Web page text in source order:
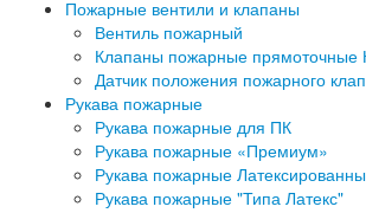
Пожарные вентили и клапаны
Вентиль пожарный
Клапаны пожарные прямоточные
Датчик положения пожарного
Рукава пожарные
Рукава пожарные для ПК
Рукава пожарные «Премиум»
Рукава пожарные
Рукава пожарные "Типа Латекс"